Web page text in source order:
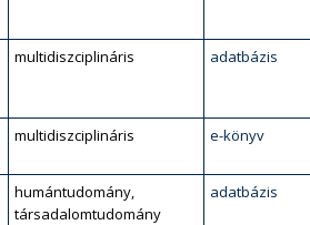
multidiszciplináris adatbázis
multidiszciplináris e-könyv
humántudomány,
társadalomtudomány
adatbázis